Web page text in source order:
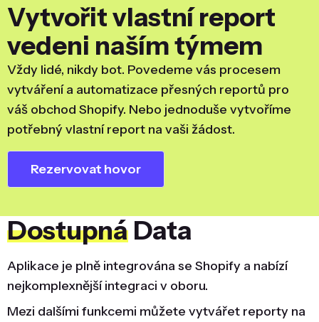
Vytvořit vlastní report
vedeni naším týmem
Vždy lidé, nikdy bot. Povedeme vás procesem
vytváření a automatizace přesných reportů pro
váš obchod Shopify. Nebo jednoduše vytvoříme
potřebný vlastní report na vaši žádost.
Rezervovat hovor
Dostupná Data
Aplikace je plně integrována se Shopify a nabízí
nejkomplexnější integraci v oboru.
Mezi dalšími funkcemi můžete vytvářet reporty na